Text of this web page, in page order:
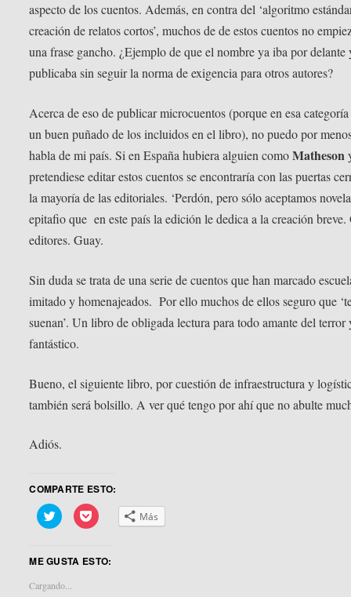
aspecto de los cuentos. Además, en contra del ‘algoritmo
creación de relatos cortos’, muchos de de estos cuentos no
una frase gancho. ¿Ejemplo de que el nombre ya iba por delante
publicaba sin seguir la norma de exigencia para otros autores?
Acerca de eso de publicar microcuentos (porque en esa
un buen puñado de los incluidos en el libro), no puedo por
habla de mi país. Si en España hubiera alguien comoMatheson
pretendiese editar estos cuentos se encontraría con las puertas
la mayoría de las editoriales. ‘Perdón, pero sólo aceptamos
epitafio que en este país la edición le dedica a la creación breve.
editores. Guay.
Sin duda se trata de una serie de cuentos que han marcado
imitado y homenajeados. Por ello muchos de ellos seguro que
suenan’. Un libro de obligada lectura para todo amante del terror
fantástico.
Bueno, el siguiente libro, por cuestión de infraestructura y
también será bolsillo. A ver qué tengo por ahí que no abulte
Adiós.
COMPARTE ESTO:
Haz
clic
Twitter
abre
en
Haz
clic
Pocket
Más
ME GUSTA ESTO:
Cargando...